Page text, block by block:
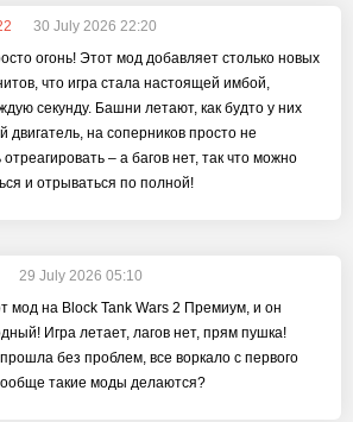
30 July 2026 22:20
огонь! Этот мод добавляет столько новых
что игра стала настоящей имбой,
секунду. Башни летают, как будто у них
двигатель, на соперников просто не
– а багов нет, так что можно
и отрываться по полной!
29 July 2026 05:10
мод на Block Tank Wars 2 Премиум, и он
Игра летает, лагов нет, прям пушка!
без проблем, все воркало с первого
такие моды делаются?